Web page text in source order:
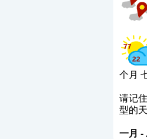
个月
请记
型的
一月 -